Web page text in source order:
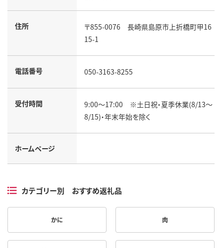
住所
〒855-0076 長崎県島原市上折橋町甲16
15-1
電話番号 050-3163-8255
受付時間
9:00～17:00 ※土日祝・夏季休業(8/13～
8/15)・年末年始を除く
ホームページ
カテゴリー別 おすすめ返礼品
かに 肉